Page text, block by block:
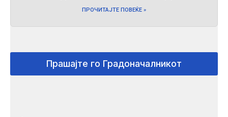
ПРОЧИТАЈТЕ ПОВЕЌЕ »
Прашајте го Градоначалникот